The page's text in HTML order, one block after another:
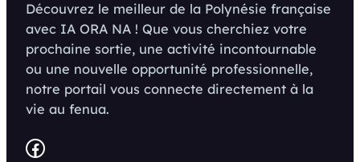
Découvrez le meilleur de la Polynésie française
avec IA ORA NA ! Que vous cherchiez votre
prochaine sortie, une activité incontournable
ou une nouvelle opportunité professionnelle,
notre portail vous connecte directement à la
vie au fenua.
Facebook